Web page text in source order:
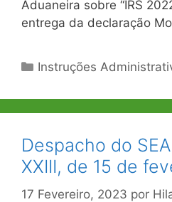
Aduaneira sobre “IRS
entrega da declaração
Categorias
Instruções
Despacho do
XXIII, de 15 de
17 Fevereiro, 2023 por